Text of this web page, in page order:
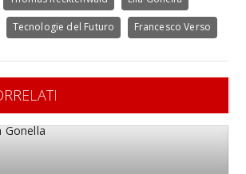
Tecnologie del Futuro Francesco Verso